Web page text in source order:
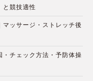
と競技適性
ッサージ・ストレッチ後
・チェック方法・予防体操